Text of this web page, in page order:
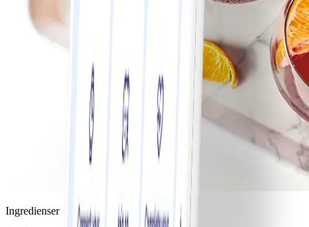
Ingredienser